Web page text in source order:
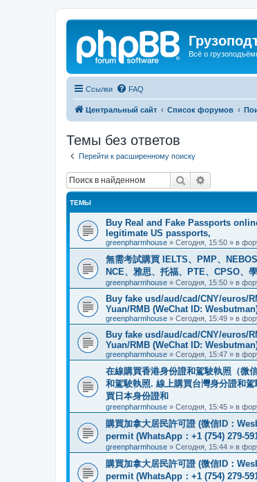
Всё о
Ссылки FAQ
Центральный сайт Список форумов
Темы без ответов
Перейти к расширенному поиску
Поиск
ТЕМЫ
Buy Real and Fake Passports
legitimate US passports,
greenpharmhouse » Сегодня, 15:50 » в
無需考試購買 IELTS、PMP、
NCE、雅思、托福、PTE、CPSO、
greenpharmhouse » Сегодня, 15:50 » в
Buy fake usd/aud/cad/CNY/euros/
Yuan/RMB (WeChat ID:
greenpharmhouse » Сегодня, 15:49 » в
Buy fake usd/aud/cad/CNY/euros/
Yuan/RMB (WeChat ID:
greenpharmhouse » Сегодня, 15:47 » в
在線購買香港身份證和駕駛執照（微
和駕駛執照. 線上購買台灣身分證和
買日本身份證和
greenpharmhouse » Сегодня, 15:45 » в
購買加拿大居民許可證 (微信ID：
permit (WhatsApp：+1 (754) 279-
greenpharmhouse » Сегодня, 15:44 » в
購買加拿大居民許可證 (微信ID：
permit (WhatsApp：+1 (754) 279-